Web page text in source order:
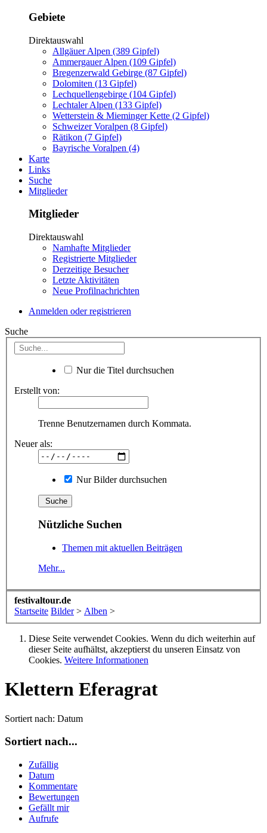
Gebiete
Direktauswahl
Allgäuer Alpen (389 Gipfel)
Ammergauer Alpen (109 Gipfel)
Bregenzerwald Gebirge (87 Gipfel)
Dolomiten (13 Gipfel)
Lechquellengebirge (104 Gipfel)
Lechtaler Alpen (133 Gipfel)
Wetterstein & Mieminger Kette (2 Gipfel)
Schweizer Voralpen (8 Gipfel)
Rätikon (7 Gipfel)
Bayrische Voralpen (4)
Karte
Links
Suche
Mitglieder
Mitglieder
Direktauswahl
Namhafte Mitglieder
Registrierte Mitglieder
Derzeitige Besucher
Letzte Aktivitäten
Neue Profilnachrichten
Anmelden oder registrieren
Suche
Nur die Titel durchsuchen
Erstellt von:
Trenne Benutzernamen durch Kommata.
Neuer als:
Nur Bilder durchsuchen
Nützliche Suchen
Themen mit aktuellen Beiträgen
Mehr...
festivaltour.de
Startseite Bilder > Alben >
Diese Seite verwendet Cookies. Wenn du dich weiterhin auf
dieser Seite aufhältst, akzeptierst du unseren Einsatz von
Cookies. Weitere Informationen
Klettern Eferagrat
Sortiert nach: Datum
Sortiert nach...
Zufällig
Datum
Kommentare
Bewertungen
Gefällt mir
Aufrufe